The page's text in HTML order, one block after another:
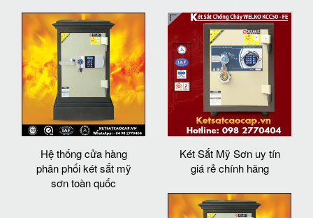
Hệ thống cửa hàng
phân phối két sắt mỹ
sơn toàn quốc
Két Sắt Mỹ Sơn uy tín
giá rẻ chính hãng